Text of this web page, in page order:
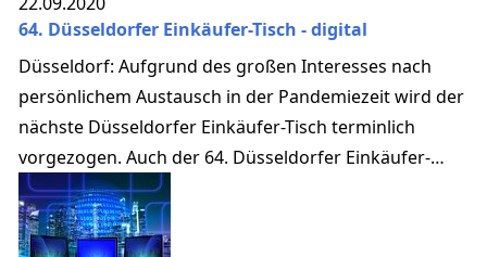
64. Düsseldorfer Einkäufer-Tisch - digital
Düsseldorf: Aufgrund des großen Interesses nach
persönlichem Austausch in der Pandemiezeit wird der
nächste Düsseldorfer Einkäufer-Tisch terminlich
vorgezogen. Auch der 64. Düsseldorfer Einkäufer-
Tisch wird via GoTo-Meeting digital durchgeführt.